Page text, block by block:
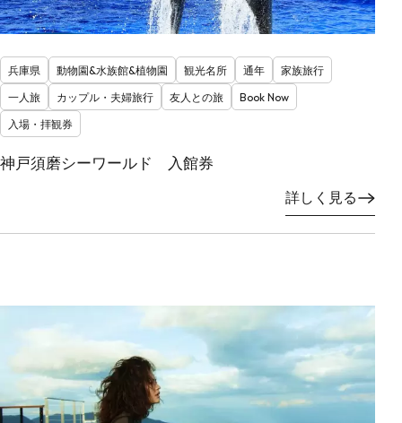
兵庫県 動物園&水族館&植物園 観光名所 通年
家族旅行
一人旅
カップル・夫婦旅行 友人との旅
Book Now
入場・拝観券
神戸須磨シーワールド 入館券
詳しく見る